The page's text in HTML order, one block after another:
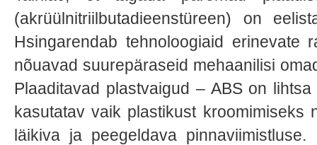
(akrüülnitriilbutadieenstüreen) on
Hsingarendab tehnoloogiaid erinevate
nõuavad suurepäraseid mehaanilisi
Plaaditavad plastvaigud – ABS on
kasutatav vaik plastikust kroomimiseks
läikiva ja peegeldava